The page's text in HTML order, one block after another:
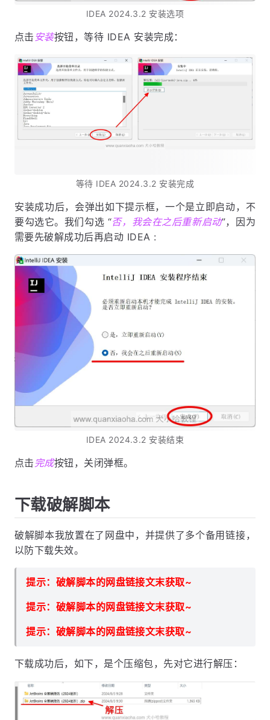
IDEA 2024.3.2 安装选项
点击 安装按钮，等待 IDEA 安装完成：
等待 IDEA 2024.3.2 安装完成
安装成功后，会弹出如下提示框，一个是立即启动，不
要勾选它。我们勾选 “否，我会在之后重新启动”，因为
需要先破解成功后再启动 IDEA :
IDEA 2024.3.2 安装结束
点击 完成按钮，关闭弹框。
下载破解脚本
破解脚本我放置在了网盘中，并提供了多个备用链接，
以防下载失效。
提示：破解脚本的网盘链接文末获取~
提示：破解脚本的网盘链接文末获取~
提示：破解脚本的网盘链接文末获取~
下载成功后，如下，是个压缩包，先对它进行解压：